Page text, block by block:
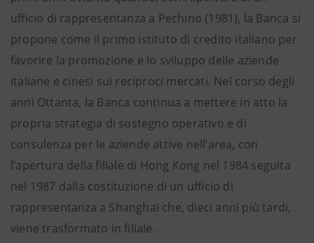
ufficio di rappresentanza a Pechino (1981), la Banca si
propone come il primo istituto di credito italiano per
favorire la promozione e lo sviluppo delle aziende
italiane e cinesi sui reciproci mercati. Nel corso degli
anni Ottanta, la Banca continua a mettere in atto la
propria strategia di sostegno operativo e di
consulenza per le aziende attive nell’area, con
l’apertura della filiale di Hong Kong nel 1984 seguita
nel 1987 dalla costituzione di un ufficio di
rappresentanza a Shanghai che, dieci anni più tardi,
viene trasformato in filiale.